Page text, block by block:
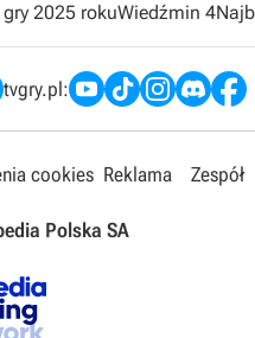
2025 rokuWiedźmin 4
tvgry.pl:
cookies Reklama Zespół
Polska SA